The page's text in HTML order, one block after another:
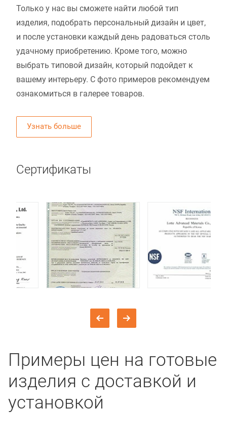
Только у нас вы сможете найти любой тип
изделия, подобрать персональный дизайн и цвет,
и после установки каждый день радоваться столь
удачному приобретению. Кроме того, можно
выбрать типовой дизайн, который подойдет к
вашему интерьеру. С фото примеров рекомендуем
ознакомиться в галерее товаров.
Узнать больше
Сертификаты
Примеры цен на готовые
изделия с доставкой и
установкой